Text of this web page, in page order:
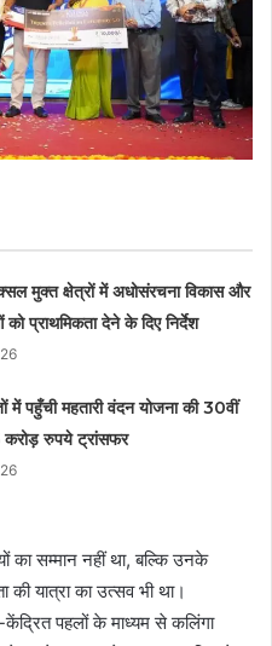
मुक्त क्षेत्रों में अधोसंरचना विकास और
को प्राथमिकता देने के दिए निर्देश
में पहुँची महतारी वंदन योजना की 30वीं
रुपये ट्रांसफर
का सम्मान नहीं था, बल्कि उनके
यात्रा का उत्सव भी था।
केंद्रित पहलों के माध्यम से कलिंगा